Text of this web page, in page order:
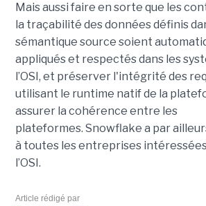
Mais aussi faire en sorte que les
la traçabilité des données définis
sémantique source soient
appliqués et respectés dans les
l’OSI, et préserver l'intégrité des
utilisant le runtime natif de la
assurer la cohérence entre les
plateformes. Snowflake a par
à toutes les entreprises
l’OSI.
Article rédigé par